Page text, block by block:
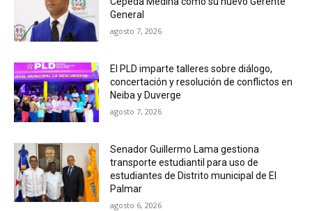
General
agosto 7, 2026
El PLD imparte talleres sobre diálogo,
concertación y resolución de conflictos en
Neiba y Duverge
agosto 7, 2026
Senador Guillermo Lama gestiona
transporte estudiantil para uso de
estudiantes de Distrito municipal de El
Palmar
agosto 6, 2026